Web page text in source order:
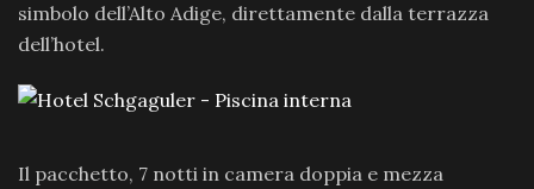
simbolo dell’Alto Adige, direttamente dalla terrazza
dell’hotel.
Il pacchetto, 7 notti in camera doppia e mezza